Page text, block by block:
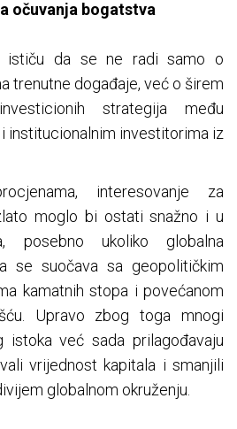
očuvanja bogatstva
ističu da se ne radi samo o
trenutne događaje, već o širem
strategija među
institucionalnim investitorima iz
interesovanje za
moglo bi ostati snažno i u
posebno ukoliko globalna
se suočava sa geopolitičkim
kamatnih stopa i povećanom
Upravo zbog toga mnogi
istoka već sada prilagođavaju
vrijednost kapitala i smanjili
globalnom okruženju.